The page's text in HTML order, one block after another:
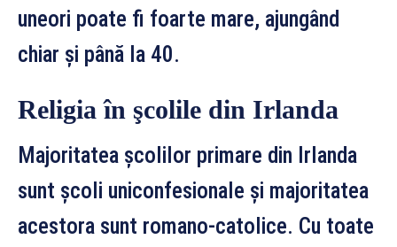
uneori poate fi foarte mare, ajungând
chiar şi până la 40.
Religia în şcolile din Irlanda
Majoritatea şcolilor primare din Irlanda
sunt şcoli uniconfesionale şi majoritatea
acestora sunt romano-catolice. Cu toate